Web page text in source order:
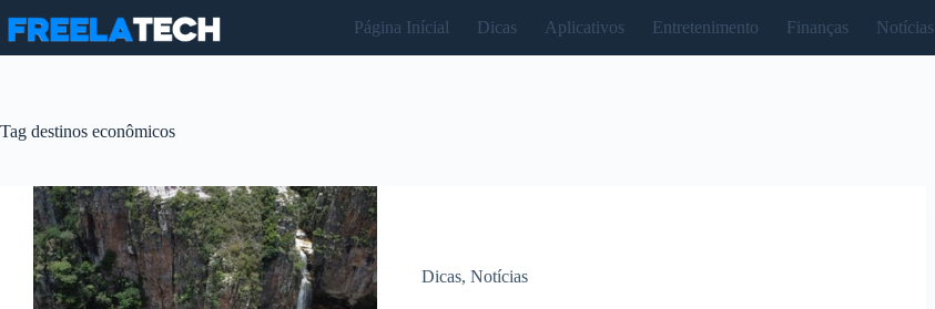
para
Página Inícial Dicas Aplicativos Entretenimento Finanças Notícias
Tag destinos econômicos
Dicas, Notícias